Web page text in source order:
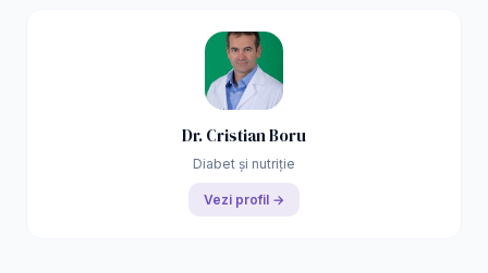
Dr. Cristian Boru
Diabet și nutriție
Vezi profil →